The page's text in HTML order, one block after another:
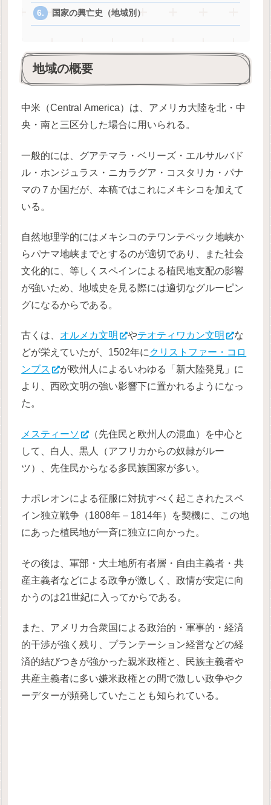
国家の興亡史（地域別）
地域の概要
中米（Central America）は、アメリカ大陸を北・中
央・南と三区分した場合に用いられる。
一般的には、グアテマラ・ベリーズ・エルサルバド
ル・ホンジュラス・ニカラグア・コスタリカ・パナ
マの７か国だが、本稿ではこれにメキシコを加えて
いる。
自然地理学的にはメキシコのテワンテペック地峡か
らパナマ地峡までとするのが適切であり、また社会
文化的に、等しくスペインによる植民地支配の影響
が強いため、地域史を見る際には適切なグルーピン
グになるからである。
古くは、 オルメカ文明 やテオティワカン文明
な
どが栄えていたが、1502年に クリストファー・コロ
ンブス
が欧州人によるいわゆる「新大陸発見」に
より、西欧文明の強い影響下に置かれるようになっ
た。
メスティーソ
（先住民と欧州人の混血）を中心と
して、白人、黒人（アフリカからの奴隷がルー
ツ）、先住民からなる多民族国家が多い。
ナポレオンによる征服に対抗すべく起こされたスペ
イン独立戦争（1808年 – 1814年）を契機に、この地
にあった植民地が一斉に独立に向かった。
その後は、軍部・大土地所有者層・自由主義者・共
産主義者などによる政争が激しく、政情が安定に向
かうのは21世紀に入ってからである。
また、アメリカ合衆国による政治的・軍事的・経済
的干渉が強く残り、プランテーション経営などの経
済的結びつきが強かった親米政権と、民族主義者や
共産主義者に多い嫌米政権との間で激しい政争やク
ーデターが頻発していたことも知られている。